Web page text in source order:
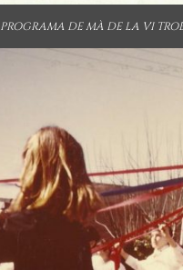
PROGRAMA DE MÀ DE LA VI